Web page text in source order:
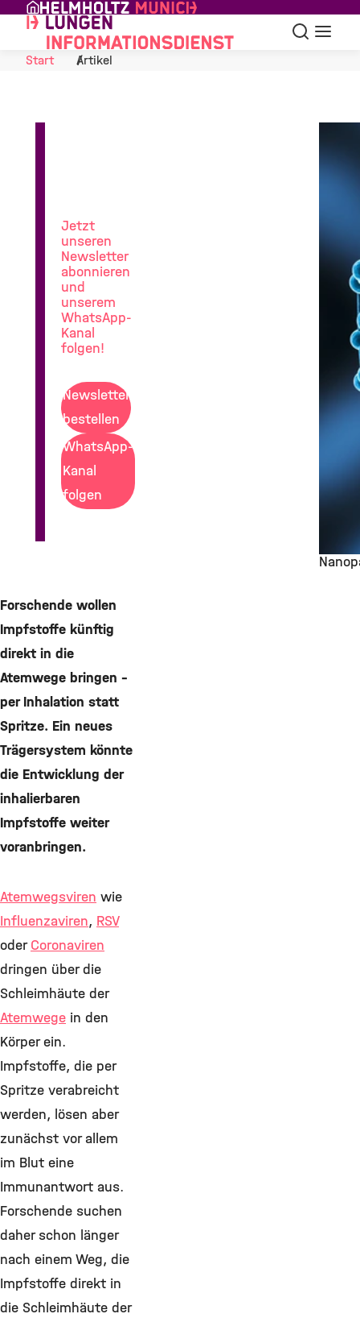
Skip to Content
Suche
Start
Artikel
Forschende wollen
Impfstoffe künftig
direkt in die
Atemwege bringen –
per Inhalation statt
Spritze. Ein neues
Trägersystem könnte
die Entwicklung der
inhalierbaren
Impfstoffe weiter
voranbringen.
Atemwegsviren wie
Influenzaviren, RSV
oderCoronaviren
dringen über die
Schleimhäute der
Atemwege in den
Körper ein.
Impfstoffe, die per
Spritze verabreicht
werden, lösen aber
zunächst vor allem
im Blut eine
Immunantwort aus.
Forschende suchen
daher schon länger
nach einem Weg, die
Impfstoffe direkt in
die Schleimhäute der
Jetzt
unseren
Newsletter
abonnieren
und
unserem
WhatsApp-
Kanal
folgen!
Newsletter
bestellen
WhatsApp-
Kanal
folgen